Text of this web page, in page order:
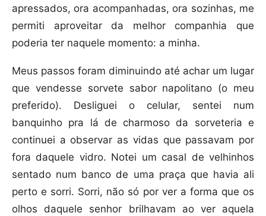
apressados, ora acompanhadas, ora sozinhas, me
permiti aproveitar da melhor companhia que
poderia ter naquele momento: a minha.
Meus passos foram diminuindo até achar um lugar
que vendesse sorvete sabor napolitano (o meu
preferido). Desliguei o celular, sentei num
banquinho pra lá de charmoso da sorveteria e
continuei a observar as vidas que passavam por
fora daquele vidro. Notei um casal de velhinhos
sentado num banco de uma praça que havia ali
perto e sorri. Sorri, não só por ver a forma que os
olhos daquele senhor brilhavam ao ver aquela